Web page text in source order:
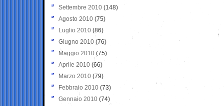
Settembre 2010 (148)
Agosto 2010 (75)
Luglio 2010 (86)
Giugno 2010 (76)
Maggio 2010 (75)
Aprile 2010 (66)
Marzo 2010 (79)
Febbraio 2010 (73)
Gennaio 2010 (74)